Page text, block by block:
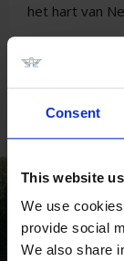
Consent
This website
We use
provide social
We also share
het hart van